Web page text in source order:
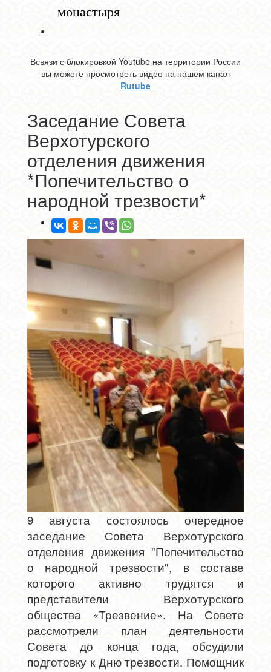
монастыря
Всвязи с блокировкой Youtube на территории России
вы можете просмотреть видео на нашем канал
Rutube
Заседание Совета
Верхотурского
отделения движения
*Попечительство о
народной трезвости*
9 августа состоялось очередное
заседание Совета Верхотурского
отделения движения "Попечительство
о народной трезвости", в составе
которого активно трудятся и
представители Верхотурского
общества «Трезвение». На Совете
рассмотрели план деятельности
Совета до конца года, обсудили
подготовку к Дню трезвости. Помощник